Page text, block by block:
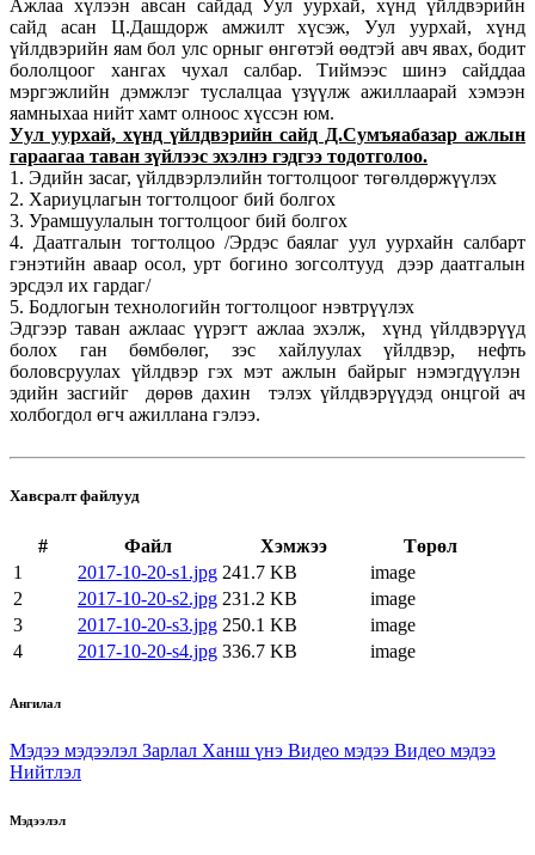
Ажлаа хүлээн авсан сайдад Уул уурхай, хүнд үйлдвэрийн
сайд асан Ц.Дашдорж амжилт хүсэж, Уул уурхай, хүнд
үйлдвэрийн яам бол улс орныг өнгөтэй өөдтэй авч явах, бодит
бололцоог хангах чухал салбар. Тиймээс шинэ сайддаа
мэргэжлийн дэмжлэг туслалцаа үзүүлж ажиллаарай хэмээн
яамныхаа нийт хамт олноос хүссэн юм.
Уул уурхай, хүнд үйлдвэрийн сайд Д.Сумъяабазар ажлын
гараагаа таван зүйлээс эхэлнэ гэдгээ тодотголоо.
1. Эдийн засаг, үйлдвэрлэлийн тогтолцоог төгөлдөржүүлэх
2. Хариуцлагын тогтолцоог бий болгох
3. Урамшуулалын тогтолцоог бий болгох
4. Даатгалын тогтолцоо /Эрдэс баялаг уул уурхайн салбарт
гэнэтийн аваар осол, урт богино зогсолтууд дээр даатгалын
эрсдэл их гардаг/
5. Бодлогын технологийн тогтолцоог нэвтрүүлэх
Эдгээр таван ажлаас үүрэгт ажлаа эхэлж, хүнд үйлдвэрүүд
болох ган бөмбөлөг, зэс хайлуулах үйлдвэр, нефть
боловсруулах үйлдвэр гэх мэт ажлын байрыг нэмэгдүүлэн
эдийн засгийг дөрөв дахин тэлэх үйлдвэрүүдэд онцгой ач
холбогдол өгч ажиллана гэлээ.
Хавсралт файлууд
# Файл Хэмжээ
Төрөл
1
2017-10-20-s1.jpg 241.7 KB
image
2
2017-10-20-s2.jpg 231.2 KB
image
3
2017-10-20-s3.jpg 250.1 KB
image
4
2017-10-20-s4.jpg 336.7 KB image
Ангилал
Мэдээ мэдээлэл Зарлал Ханш үнэ Видео мэдээ Видео мэдээ
Нийтлэл
Мэдээлэл